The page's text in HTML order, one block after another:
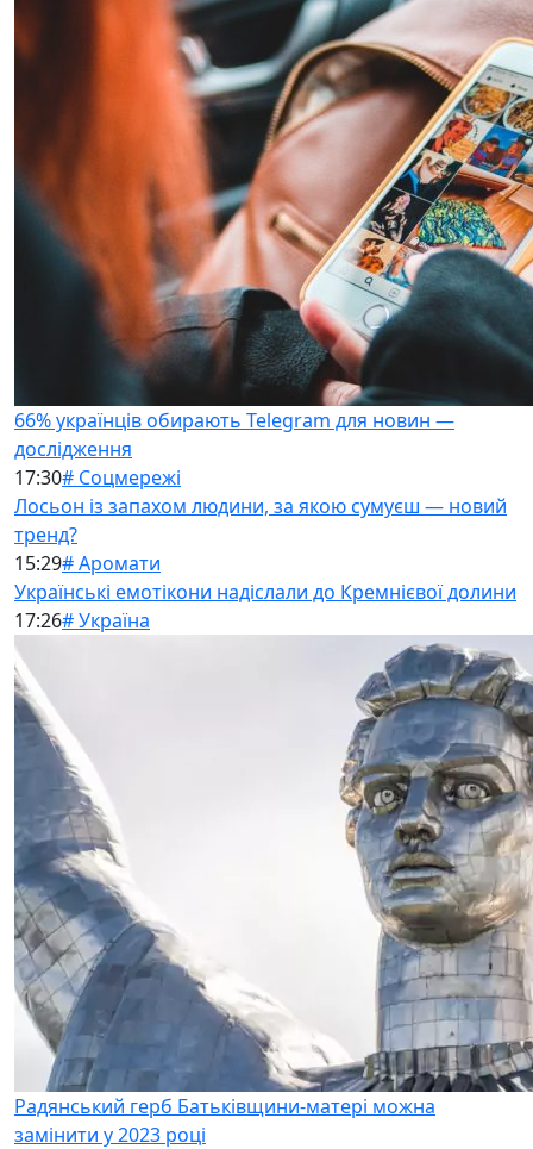
66% українців обирають Telegram для новин —
дослідження
17:30# Соцмережі
Лосьон із запахом людини, за якою сумуєш — новий
тренд?
15:29# Аромати
Українські емотікони надіслали до Кремнієвої долини
17:26# Україна
Радянський герб Батьківщини-матері можна
замінити у 2023 році